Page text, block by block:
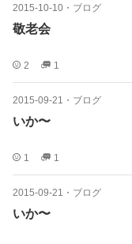
2015-10-10 ・ ブログ
敬老会
2 1
2015-09-21 ・ ブログ
いか〜
1 1
2015-09-21 ・ ブログ
いか〜